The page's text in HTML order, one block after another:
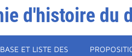
d'histoire du
ET LISTE DES